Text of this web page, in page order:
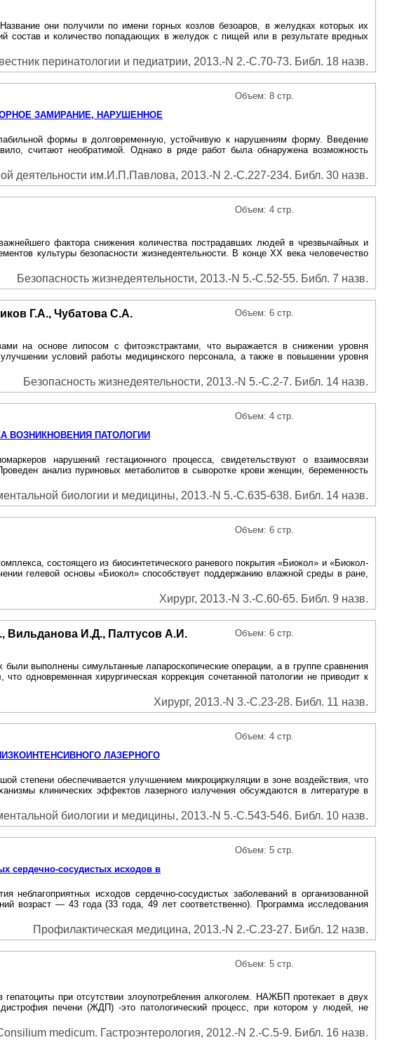
они получили по имени горных козлов безоаров, в желудках которых их
состав и количество попадающих в желудок с пищей или в результате вредных
перинатологии и педиатрии, 2013.-N 2.-С.70-73. Библ. 18 назв.
ЗАМИРАНИЕ, НАРУШЕННОЕ
Объем: 8 стр.
формы в долговременную, устойчивую к нарушениям форму. Введение
считают необратимой. Однако в ряде работ была обнаружена возможность
деятельности им.И.П.Павлова, 2013.-N 2.-С.227-234. Библ. 30 назв.
Объем: 4 стр.
фактора снижения количества пострадавших людей в чрезвычайных и
культуры безопасности жизнедеятельности. В конце XX века человечество
Безопасность жизнедеятельности, 2013.-N 5.-С.52-55. Библ. 7 назв.
Г.А., Чубатова С.А. Объем: 6 стр.
на основе липосом с фитоэкстрактами, что выражается в снижении уровня
условий работы медицинского персонала, а также в повышении уровня
Безопасность жизнедеятельности, 2013.-N 5.-С.2-7. Библ. 14 назв.
ВОЗНИКНОВЕНИЯ ПАТОЛОГИИ
Объем: 4 стр.
нарушений гестационного процесса, свидетельствуют о взаимосвязи
анализ пуриновых метаболитов в сыворотке крови женщин, беременность
биологии и медицины, 2013.-N 5.-С.635-638. Библ. 14 назв.
Объем: 6 стр.
состоящего из биосинтетического раневого покрытия «Биокол» и «Биокол-
гелевой основы «Биокол» способствует поддержанию влажной среды в ране,
Хирург, 2013.-N 3.-С.60-65. Библ. 9 назв.
Вильданова И.Д., Палтусов А.И. Объем: 6 стр.
были выполнены симультанные лапароскопические операции, а в группе сравнения
одновременная хирургическая коррекция сочетанной патологии не приводит к
Хирург, 2013.-N 3.-С.23-28. Библ. 11 назв.
ЛАЗЕРНОГО
Объем: 4 стр.
степени обеспечивается улучшением микроциркуляции в зоне воздействия, что
клинических эффектов лазерного излучения обсуждаются в литературе в
биологии и медицины, 2013.-N 5.-С.543-546. Библ. 10 назв.
сердечно-сосудистых исходов в
Объем: 5 стр.
неблагоприятных исходов сердечно-сосудистых заболеваний в организованной
возраст — 43 года (33 года, 49 лет соответственно). Программа исследования
Профилактическая медицина, 2013.-N 2.-С.23-27. Библ. 12 назв.
Объем: 5 стр.
при отсутствии злоупотребления алкоголем. НАЖБП протекает в двух
печени (ЖДП) -это патологический процесс, при котором у людей, не
medicum. Гастроэнтерология, 2012.-N 2.-С.5-9. Библ. 16 назв.